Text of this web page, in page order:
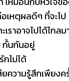
เหตุผลดีๆ ที่จะไป
ราอาจไปได้ไกล
กั้นกันอยู่
กไม่ได้
ยความรู้สึกเพียงค